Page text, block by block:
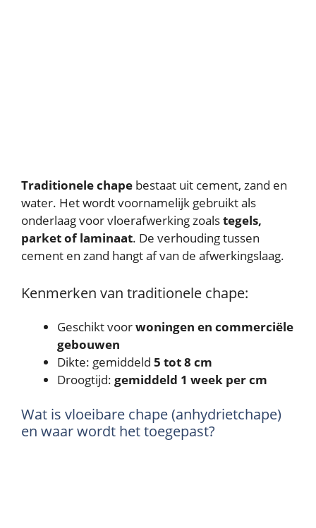
Traditionele chape bestaat uit cement, zand en
water. Het wordt voornamelijk gebruikt als
onderlaag voor vloerafwerking zoalstegels,
parket of laminaat. De verhouding tussen
cement en zand hangt af van de afwerkingslaag.
Kenmerken van traditionele chape:
Geschikt voorwoningen en commerciële
gebouwen
Dikte: gemiddeld 5 tot 8 cm
Droogtijd: gemiddeld 1 week per cm
Wat is vloeibare chape (anhydrietchape)
en waar wordt het toegepast?